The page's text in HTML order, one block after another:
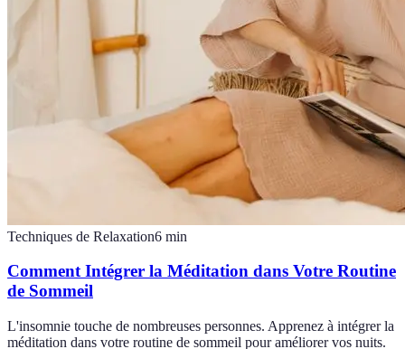
Techniques de Relaxation6 min
Comment Intégrer la Méditation dans Votre Routine
de Sommeil
L'insomnie touche de nombreuses personnes. Apprenez à intégrer la
méditation dans votre routine de sommeil pour améliorer vos nuits.